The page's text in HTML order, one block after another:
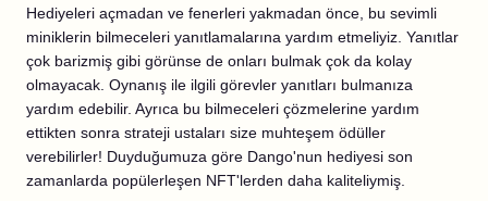
Hediyeleri açmadan ve fenerleri yakmadan önce, bu sevimli
miniklerin bilmeceleri yanıtlamalarına yardım etmeliyiz. Yanıtlar
çok barizmiş gibi görünse de onları bulmak çok da kolay
olmayacak. Oynanış ile ilgili görevler yanıtları bulmanıza
yardım edebilir. Ayrıca bu bilmeceleri çözmelerine yardım
ettikten sonra strateji ustaları size muhteşem ödüller
verebilirler! Duyduğumuza göre Dango'nun hediyesi son
zamanlarda popülerleşen NFT'lerden daha kaliteliymiş.